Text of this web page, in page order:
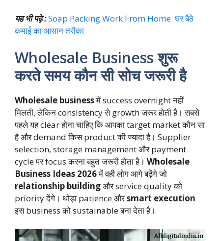
यह भी पढ़े :Soap Packing Work From Home: घर बैठे
कमाई का आसान तरीका
Wholesale Business शुरू
करते समय कौन सी सोच जरूरी है
Wholesale businessमें success overnight नहीं
मिलती, लेकिन consistency से growth जरूर होती है। सबसे
पहले यह clear होना चाहिए कि आपका target market कौन सा
है और demand किस product की ज्यादा है। Supplier
selection, storage management और payment
cycle पर focus करना बहुत जरूरी होता है। Wholesale
Business Ideas 2026में वही लोग आगे बढ़ेंगे जो
relationship buildingऔर service quality को
priority देंगे। थोड़ा patience औरsmart execution
इस business को sustainable बना देता है।